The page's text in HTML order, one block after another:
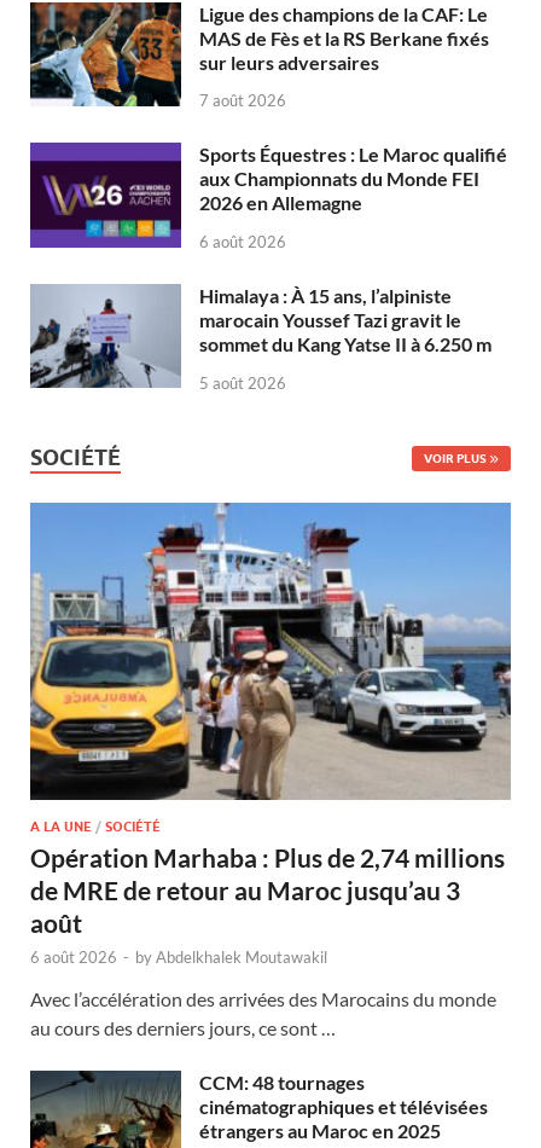
Ligue des champions de la CAF: Le
MAS de Fès et la RS Berkane fixés
sur leurs adversaires
7 août 2026
Sports Équestres : Le Maroc qualifié
aux Championnats du Monde FEI
2026 en Allemagne
6 août 2026
Himalaya : À 15 ans, l’alpiniste
marocain Youssef Tazi gravit le
sommet du Kang Yatse II à 6.250 m
5 août 2026
SOCIÉTÉ VOIR PLUS
A LA UNE / SOCIÉTÉ
Opération Marhaba : Plus de 2,74 millions
de MRE de retour au Maroc jusqu’au 3
août
6 août 2026 - byAbdelkhalek Moutawakil
Avec l’accélération des arrivées des Marocains du monde
au cours des derniers jours, ce sont …
CCM: 48 tournages
cinématographiques et télévisées
étrangers au Maroc en 2025